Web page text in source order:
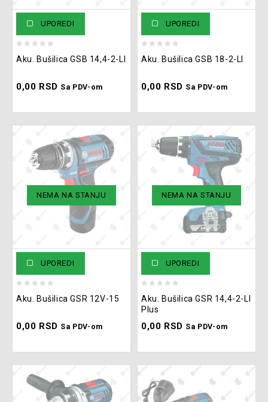
UPOREDI
out
5
Aku. Bušilica GSB 14,4-2-LI
0,00 RSD Sa PDV-om
UPOREDI
out
5
Aku. Bušilica GSB 18-2-LI
0,00 RSD Sa PDV-om
NEMA NA STANJU
UPOREDI
out
5
Aku. Bušilica GSR 12V-15
0,00 RSD Sa PDV-om
NEMA NA STANJU
UPOREDI
out
of
5
Aku. Bušilica GSR 14,4-2-LI
Plus
0,00 RSD Sa PDV-om